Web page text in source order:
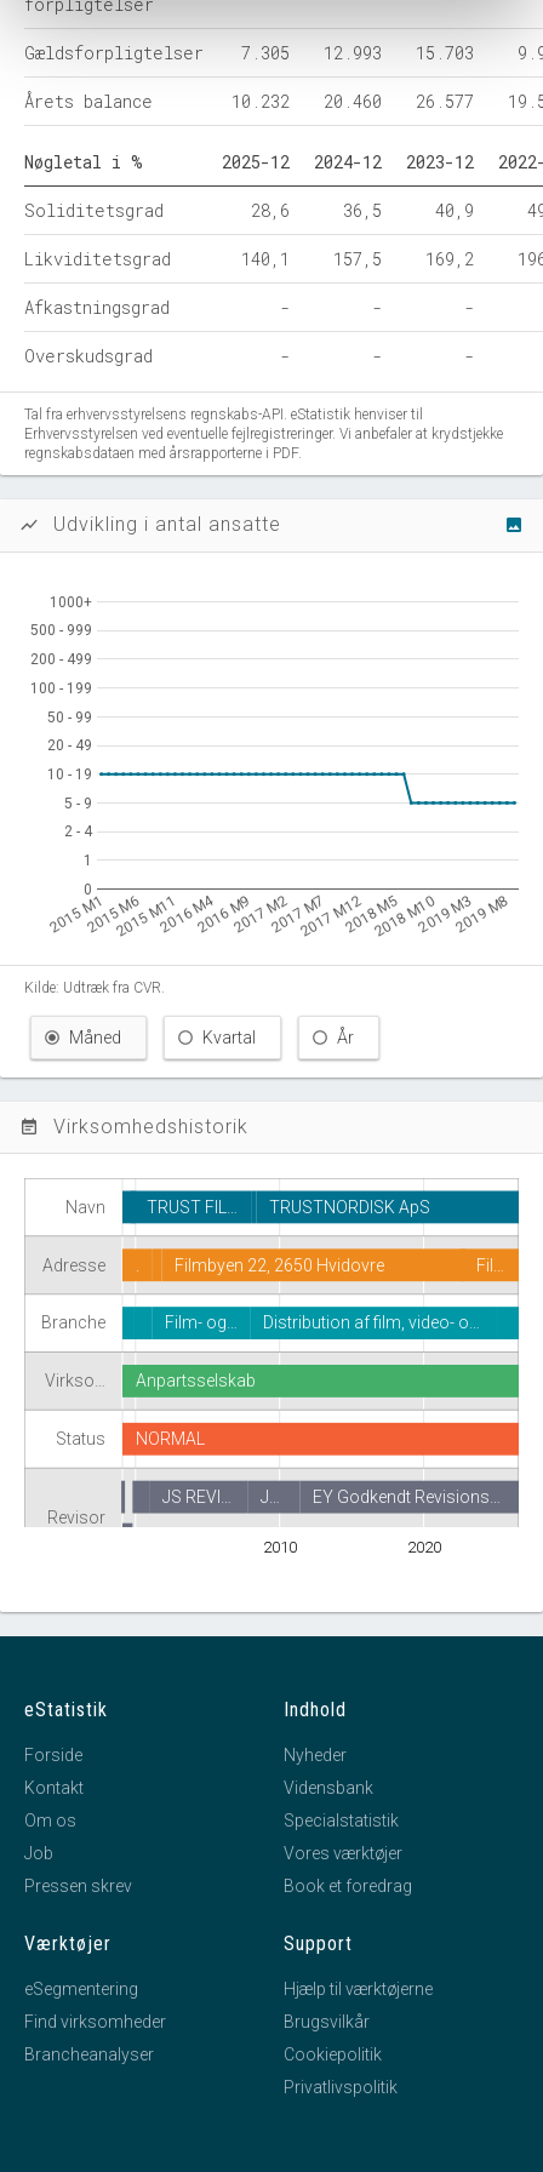
Gældsforpligtelser 7.305 12.993 15.703
Årets balance 10.232 20.460 26.577
Nøgletal i % 2025-12 2024-12 2023-12
Soliditetsgrad 28,6 36,5 40,9
Likviditetsgrad 140,1 157,5 169,2
Afkastningsgrad - - -
Overskudsgrad - - -
Tal fra erhvervsstyrelsens regnskabs-API. eStatistik henviser til
Erhvervsstyrelsen ved eventuelle fejlregistreringer. Vi anbefaler at krydstjekke
regnskabsdataen med årsrapporterne i PDF.
show_chart Udvikling i antal ansatte image
2015 M12015 M62015 M112016 M42016 M92017 M22017 M72017 M122018 M52018 M102019 M32019 M8
0
0
11
2 - 4
2 - 4
5 - 9
5 - 9
10 - 19
10 - 19
20 - 49
20 - 49
50 - 99
50 - 99
100 - 199
100 - 199
200 - 499
200 - 499
500 - 999
500 - 999
1000+
1000+
Kilde: Udtræk fra CVR.
Måned Kvartal År
event_note Virksomhedshistorik
2010 2020
Navn
Adresse
Branche
Virkso…
Status
Revisor
TRUST FIL… TRUSTNORDISK ApS
Filmbyen 22, 2650 Hvidovre Fil…
Film- og… Distribution af film, video- o…
Anpartsselskab
NORMAL
JS REVI… EY Godkendt Revisions…
J…
eStatistik
Forside
Kontakt
Om os
Job
Pressen skrev
Indhold
Nyheder
Vidensbank
Specialstatistik
Vores værktøjer
Book et foredrag
Værktøjer
eSegmentering
Find virksomheder
Brancheanalyser
Support
Hjælp til værktøjerne
Brugsvilkår
Cookiepolitik
Privatlivspolitik